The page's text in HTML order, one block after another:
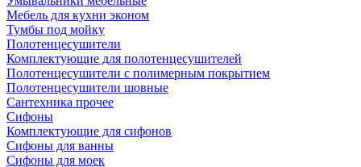
Мебель для кухни эконом
Тумбы под мойку
Полотенцесушители
Комплектующие для полотенцесушителей
Полотенцесушители с полимерным покрытием
Полотенцесушители шовные
Сантехника прочее
Сифоны
Комплектующие для сифонов
Сифоны для ванны
Сифоны для моек